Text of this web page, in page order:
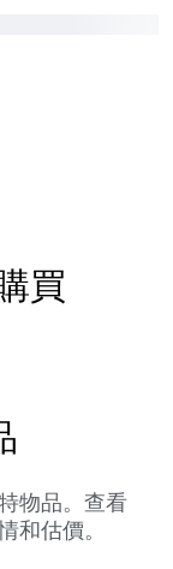
買
物品。查看
和估價。